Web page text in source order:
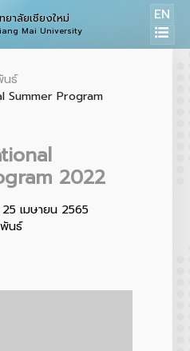
าลัยเชียงใหม่
Mai University
EN
นธ์
Summer Program
2022
เมษายน 2565
นธ์